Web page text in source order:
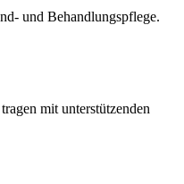
und Behandlungspflege.
mit unterstützenden